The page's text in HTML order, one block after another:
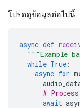
โปรดดูข้อมูลต่อไปนี้
async def
"""Example
while True :
async for
#
await